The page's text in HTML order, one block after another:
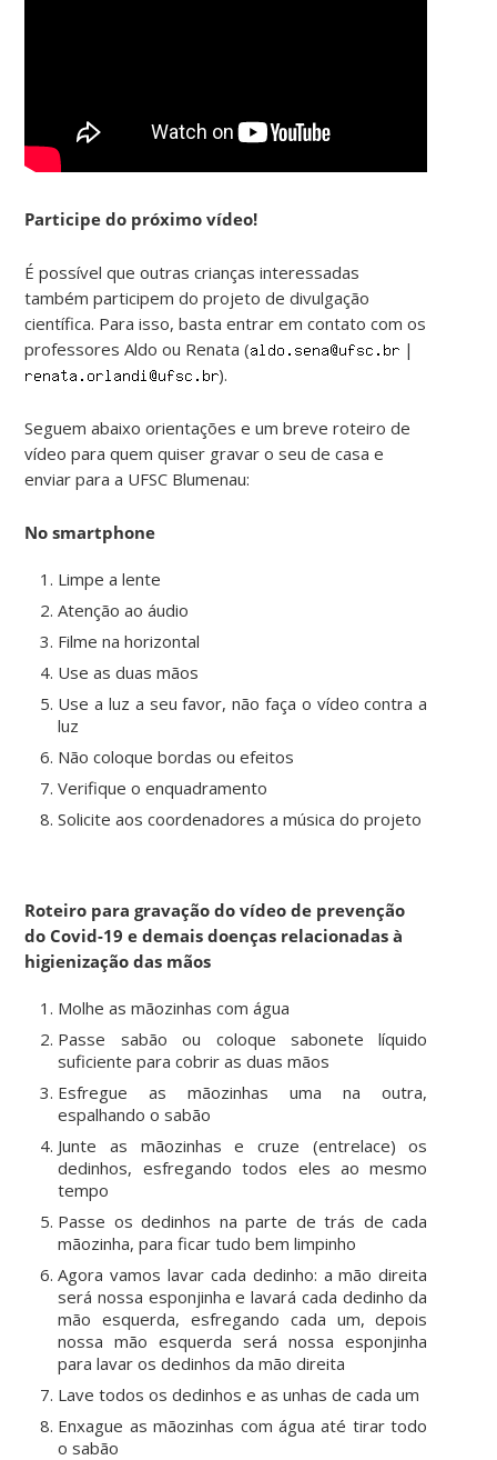
Participe do próximo vídeo!
É possível que outras crianças interessadas
também participem do projeto de divulgação
científica. Para isso, basta entrar em contato com os
professores Aldo ou Renata (
|
).
Seguem abaixo orientações e um breve roteiro de
vídeo para quem quiser gravar o seu de casa e
enviar para a UFSC Blumenau:
No smartphone
Limpe a lente
Atenção ao áudio
Filme na horizontal
Use as duas mãos
Use a luz a seu favor, não faça o vídeo contra a
luz
Não coloque bordas ou efeitos
Verifique o enquadramento
Solicite aos coordenadores a música do projeto
Roteiro para gravação do vídeo de prevenção
do Covid-19 e demais doenças relacionadas à
higienização das mãos
Molhe as mãozinhas com água
Passe sabão ou coloque sabonete líquido
suficiente para cobrir as duas mãos
Esfregue as mãozinhas uma na outra,
espalhando o sabão
Junte as mãozinhas e cruze (entrelace) os
dedinhos, esfregando todos eles ao mesmo
tempo
Passe os dedinhos na parte de trás de cada
mãozinha, para ficar tudo bem limpinho
Agora vamos lavar cada dedinho: a mão direita
será nossa esponjinha e lavará cada dedinho da
mão esquerda, esfregando cada um, depois
nossa mão esquerda será nossa esponjinha
para lavar os dedinhos da mão direita
Lave todos os dedinhos e as unhas de cada um
Enxague as mãozinhas com água até tirar todo
o sabão